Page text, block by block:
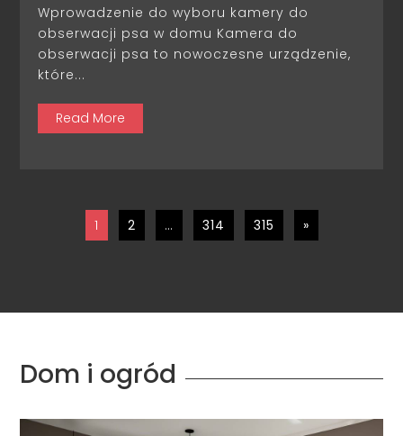
Wprowadzenie do wyboru kamery do
obserwacji psa w domu Kamera do
obserwacji psa to nowoczesne urządzenie,
które...
Read More
1 2 … 314 315 »
Dom i ogród